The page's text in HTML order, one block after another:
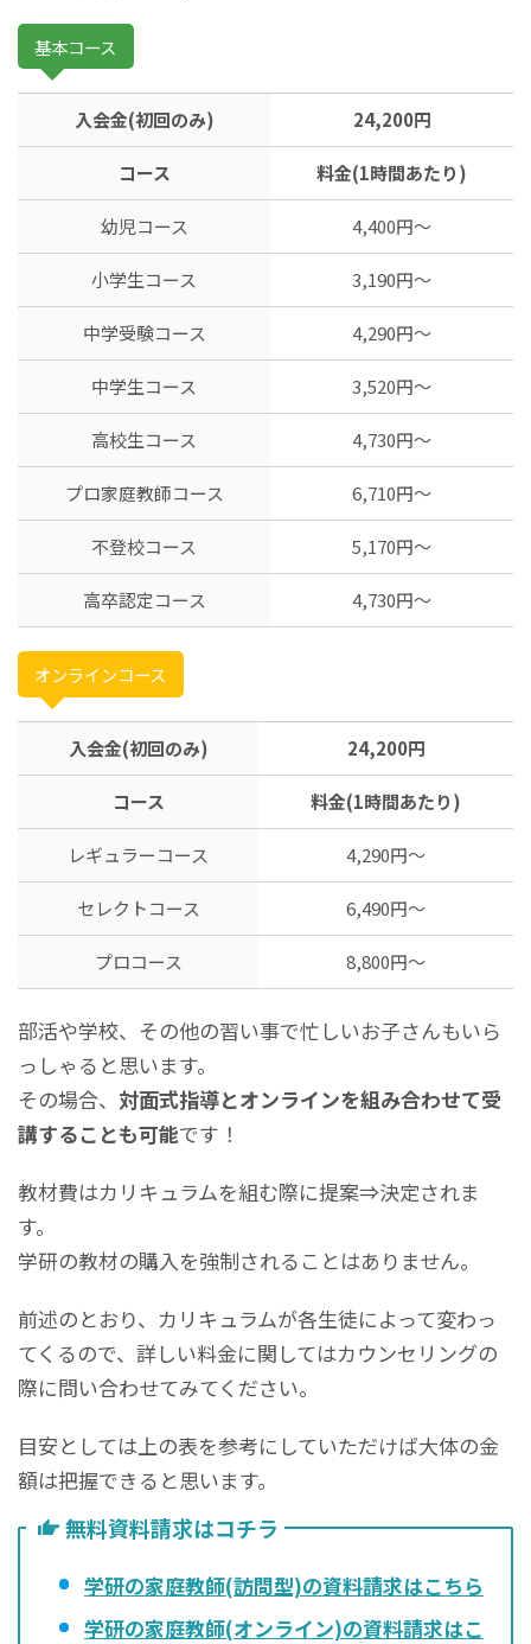
基本コース
入会金(初回のみ) 24,200円
コース 料金(1時間あたり)
幼児コース 4,400円〜
小学生コース 3,190円〜
中学受験コース 4,290円〜
中学生コース 3,520円〜
高校生コース 4,730円〜
プロ家庭教師コース 6,710円〜
不登校コース 5,170円〜
高卒認定コース 4,730円〜
オンラインコース
入会金(初回のみ) 24,200円
コース 料金(1時間あたり)
レギュラーコース 4,290円〜
セレクトコース 6,490円〜
プロコース 8,800円〜
部活や学校、その他の習い事で忙しいお子さんもいら
っしゃると思います。
その場合、 対面式指導とオンラインを組み合わせて受
講することも可能です！
教材費はカリキュラムを組む際に提案⇒決定されま
す。
学研の教材の購入を強制されることはありません。
前述のとおり、カリキュラムが各生徒によって変わっ
てくるので、詳しい料金に関してはカウンセリングの
際に問い合わせてみてください。
目安としては上の表を参考にしていただけば大体の金
額は把握できると思います。
無料資料請求はコチラ
学研の家庭教師(訪問型)の資料請求はこちら
学研の家庭教師(オンライン)の資料請求はこ